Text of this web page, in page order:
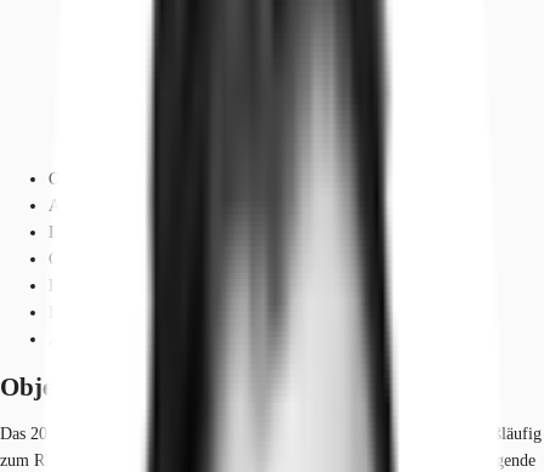
Objekt
Ausstattung
Lage und Verkehrsanbindung
Grundrisse
Exposé herunterladen
Objekt
Das 2011 errichtete Gebäude liegt zentral im Herzen von Düsseldorf, fußläufig
zum Rhein, Grünflächen und der Altstadt. Es verfügt über eine hervorragende